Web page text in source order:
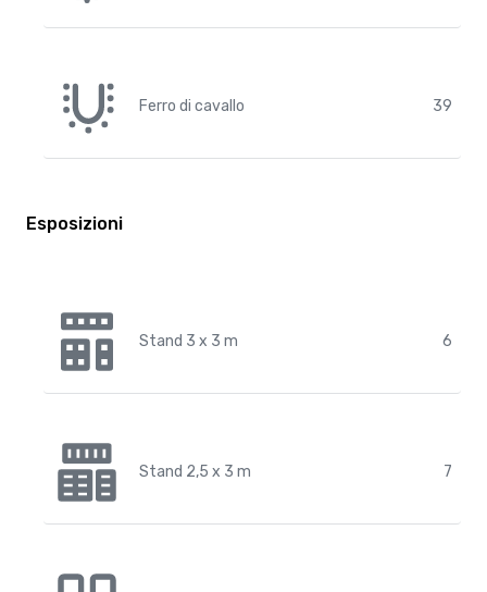
Ferro di cavallo 39
Esposizioni
Stand 3 x 3 m 6
Stand 2,5 x 3 m 7